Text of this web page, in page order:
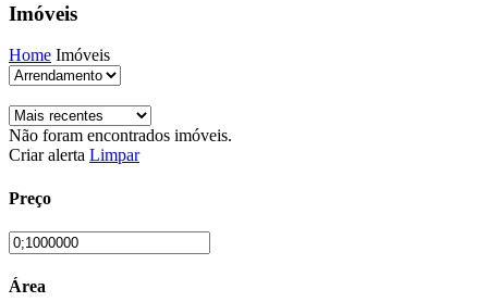
Imóveis
Home Imóveis
Não foram encontrados imóveis.
Criar alerta Limpar
Preço
Área